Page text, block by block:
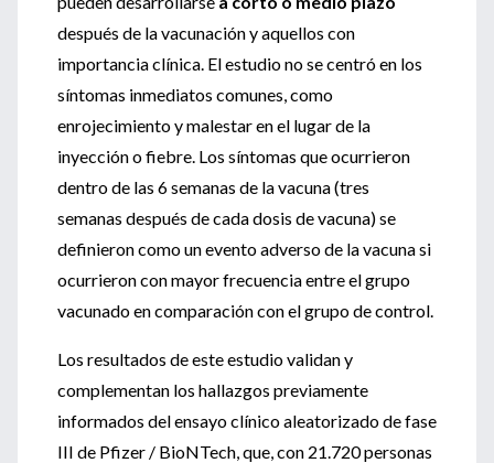
después de la vacunación y aquellos con
importancia clínica. El estudio no se centró en los
síntomas inmediatos comunes, como
enrojecimiento y malestar en el lugar de la
inyección o fiebre. Los síntomas que ocurrieron
dentro de las 6 semanas de la vacuna (tres
semanas después de cada dosis de vacuna) se
definieron como un evento adverso de la vacuna si
ocurrieron con mayor frecuencia entre el grupo
vacunado en comparación con el grupo de control.
Los resultados de este estudio validan y
complementan los hallazgos previamente
informados del ensayo clínico aleatorizado de fase
III de Pfizer / BioNTech, que, con 21.720 personas